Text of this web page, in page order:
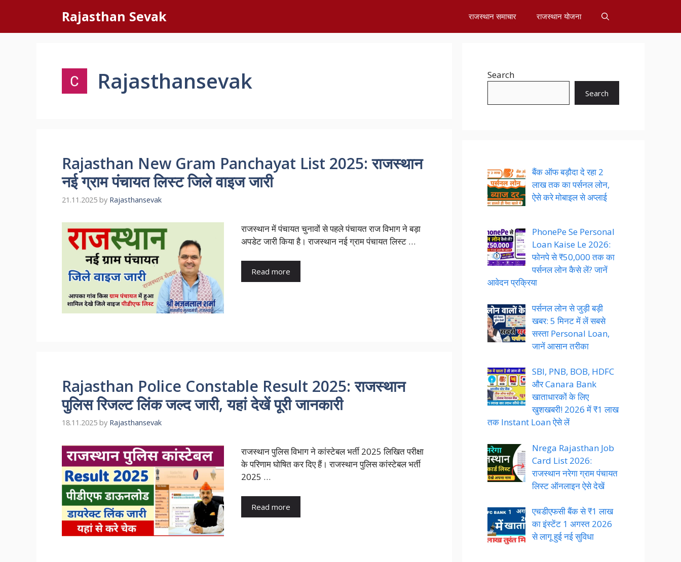
content
Rajasthan Sevak राजस्थान समाचार राजस्थान योजना
Rajasthansevak
Rajasthan New Gram Panchayat List 2025: राजस्थान
नई ग्राम पंचायत लिस्ट जिले वाइज जारी
21.11.2025 by Rajasthansevak
राजस्थान में पंचायत चुनावों से पहले पंचायत राज विभाग ने बड़ा
अपडेट जारी किया है। राजस्थान नई ग्राम पंचायत लिस्ट …
Read more
Rajasthan Police Constable Result 2025: राजस्थान
पुलिस रिजल्ट लिंक जल्द जारी, यहां देखें पूरी जानकारी
18.11.2025 by Rajasthansevak
राजस्थान पुलिस विभाग ने कांस्टेबल भर्ती 2025 लिखित परीक्षा
के परिणाम घोषित कर दिए हैं। राजस्थान पुलिस कांस्टेबल भर्ती
2025 …
Read more
Search
Search
बैंक ऑफ बड़ौदा दे रहा 2
लाख तक का पर्सनल लोन,
ऐसे करे मोबाइल से अप्लाई
PhonePe Se Personal
Loan Kaise Le 2026:
फोनपे से ₹50,000 तक का
पर्सनल लोन कैसे लें? जानें
आवेदन प्रक्रिया
पर्सनल लोन से जुड़ी बड़ी
खबर: 5 मिनट में लें सबसे
सस्ता Personal Loan,
जानें आसान तरीका
SBI, PNB, BOB, HDFC
और Canara Bank
खाताधारकों के लिए
खुशखबरी! 2026 में ₹1 लाख
तक Instant Loan ऐसे लें
Nrega Rajasthan Job
Card List 2026:
राजस्थान नरेगा ग्राम पंचायत
लिस्ट ऑनलाइन ऐसे देखें
एचडीएफसी बैंक से ₹1 लाख
का इंस्टेंट 1 अगस्त 2026
से लागू हुई नई सुविधा